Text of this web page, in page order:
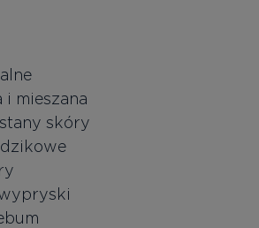
i mieszana
skóry